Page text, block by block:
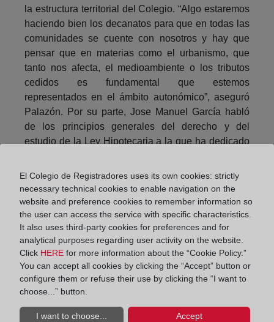
la estructura territorial del Colegio. “Algo estaremos
haciendo bien los decanatos para que en todas las
comunidades se cuente con nosotros y hay que
pensar que en materias como el urbanismo, que
tanto nos afecta, el medioambiente o los tributos
cedidos es fundamental que estemos
representados en el ámbito autonómico”, aseguró
Palazón. Por su parte, Jose Manuel García habló
de los principios generales del derecho y del
estudio de la Ley Hipotecaria a la que ha dedicado
seminarios en los que se analizan los casos
prácticos en los que esa Ley contribuye a resolver
problemas de la vida cotidiana de los ciudadanos”.
También intervino, en representación de todos los
registradores jubilados en 2017, José Angel García-
Valdecasas, para quien “nuestra vida es expresión
del amor al Derecho, al Derecho con mayúsculas.
Sin Derecho no hay orden, ni justicia, ni seguridad
jurídica, ni democracia».
El Colegio de Registradores uses its own cookies: strictly
necessary technical cookies to enable navigation on the
website and preference cookies to remember information so
the user can access the service with specific characteristics.
It also uses third-party cookies for preferences and for
analytical purposes regarding user activity on the website.
Click HERE for more information about the “Cookie Policy.”
You can accept all cookies by clicking the “Accept” button or
configure them or refuse their use by clicking the “I want to
choose...” button.
I want to choose... Accept